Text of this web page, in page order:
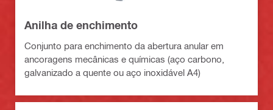
Anilha de enchimento
Conjunto para enchimento da abertura anular em
ancoragens mecânicas e químicas (aço carbono,
galvanizado a quente ou aço inoxidável A4)